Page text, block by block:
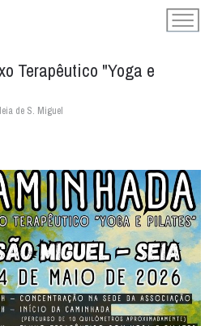
Terapêutico "Yoga e
de S. Miguel